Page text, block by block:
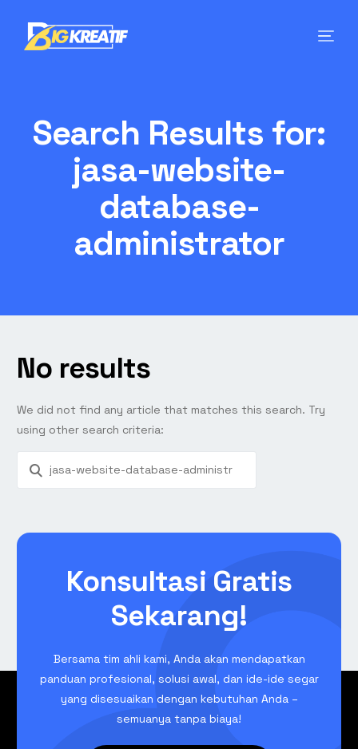
Search Results for:
jasa-website-
database-
administrator
No results
We did not find any article that matches this search. Try
using other search criteria:
Konsultasi Gratis
Sekarang!
Bersama tim ahli kami, Anda akan mendapatkan
panduan profesional, solusi awal, dan ide-ide segar
yang disesuaikan dengan kebutuhan Anda –
semuanya tanpa biaya!